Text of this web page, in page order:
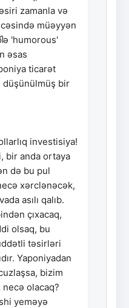
zamanla və
müəyyən
'humorous'
əsas
ticarət
düşünülmüş bir
investisiya!
bir anda ortaya
də bu pul
xərclənəcək,
asılı qalıb.
çıxacaq,
olsaq, bu
təsirləri
Yaponiyadan
bizim
necə olacaq?
yeməyə